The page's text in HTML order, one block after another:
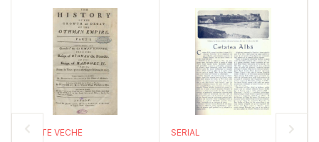
CARTE VECHE SERIAL